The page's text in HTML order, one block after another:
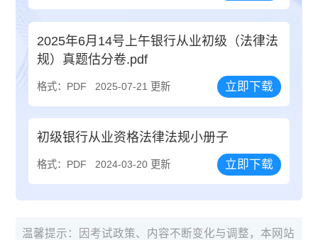
2025年6月14号上午银行从业初级（法律法
规）真题估分卷.pdf
格式：PDF 2025-07-21 更新 立即下载
初级银行从业资格法律法规小册子
格式：PDF 2024-03-20 更新 立即下载
温馨提示：因考试政策、内容不断变化与调整，本网站